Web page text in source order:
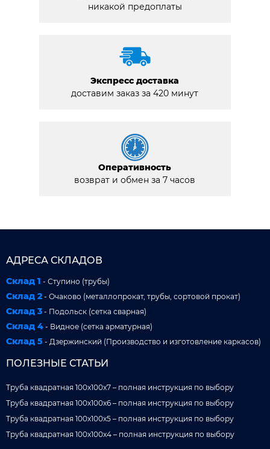
никакой предоплаты
Экспресс доставка
доставим заказ за 420 минут
Оперативность
возврат и обмен за 7 часов
АДРЕСА СКЛАДОВ
Склад 1 - Ступино (трубы)
Склад 2 - Очаково (металлопрокат, трубы, сортовой прокат)
Склад 3 - Подольск (сетка сварная)
Склад 4 - Видное (сетка арматурная)
Склад 5 - Дзержинский (Производство и изготовление каркасов)
ПОЛЕЗНЫЕ СТАТЬИ
Труба квадратная 100x100x7 – полная инструкция по выбору
Труба квадратная 100x100x6 – полная инструкция по выбору
Труба квадратная 100x100x5 – полная инструкция по выбору
Труба квадратная 100x100x4 – полная инструкция по выбору